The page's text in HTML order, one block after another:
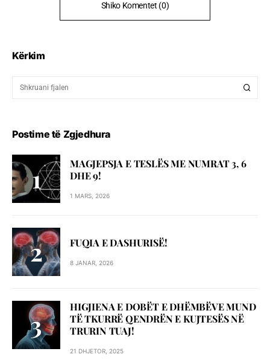
Shiko Komentet (0)
Kërkim
Postime të Zgjedhura
MAGJEPSJA E TESLËS ME NUMRAT 3, 6
DHE 9!
1 MARS, 2026
FUQIA E DASHURISË!
8 JANAR, 2026
HIGJIENA E DOBËT E DHËMBËVE MUND
TË TKURRË QENDRËN E KUJTESËS NË
TRURIN TUAJ!
21 DHJETOR, 2025